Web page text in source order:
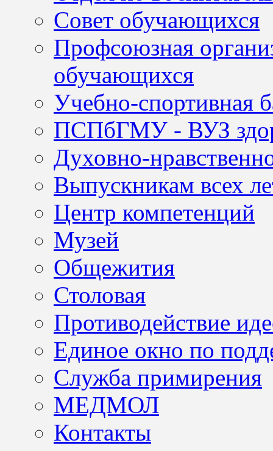
Совет обучающихся
Профсоюзная
обучающихся
Учебно-спортивная
ПСПбГМУ - ВУЗ
Духовно-
Выпускникам всех
Центр компетенций
Музей
Общежития
Столовая
Противодействие
Единое окно по
Служба примирения
МЕДМОЛ
Контакты